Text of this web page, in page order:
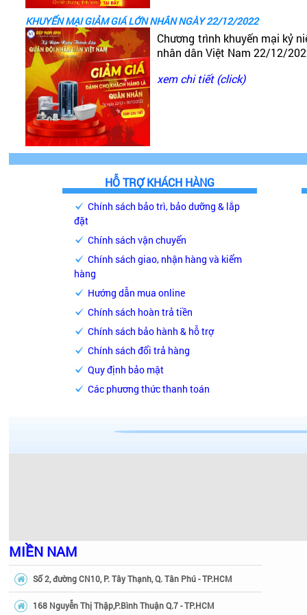
hòa cho không gian phòng tắm. Còn đối với những
Bồn tắm Amazon chủ yếu được làm từ chất liệu
ngọc trai lấp lánh đẹp mắt, bề mặt siêu bóng, dù sử
KHUYẾN MẠI GIẢM GIÁ LỚN NHÂN NGÀY 22/12/2022
Chương trình khuyến mại kỷ
nhân dân Việt Nam 22/12/
xem chi tiết (click)
HỖ TRỢ KHÁCH HÀNG
Chính sách bảo trì, bảo dưỡng & lắp
đặt
Chính sách vận chuyển
Chính sách giao, nhận hàng và kiểm
hàng
Hướng dẫn mua online
Chính sách hoàn trả tiền
Chính sách bảo hành & hỗ trợ
Chính sách đổi trả hàng
Quy định bảo mật
Các phương thức thanh toán
MIỀN NAM
Số 2, đường CN10, P. Tây Thạnh, Q. Tân Phú - TP.HCM
168 Nguyễn Thị Thập,P.Bình Thuận Q.7 - TP.HCM